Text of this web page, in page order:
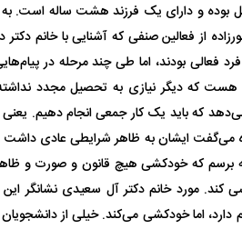
بوده و دارای یک فرزند هشت ساله است.
از فعالین صنفی که آشنایی با خانم دکتر
فعالی بودند، اما طی چند مرحله در
هست که دیگر نیازی به تحصیل مجدد
که باید یک کار جمعی انجام دهیم.
می‌گفت ایشان به ظاهر شرایطی عادی
برسم که خودکشی هیچ قانون و صورت و
کند. مورد خانم دکتر آل سعیدی نشانگر
اما خودکشی می‌کند. خیلی از
ابهام بزرگ درباره قرارداد یاسر آسانی؛
اولین چالش حقوقی استقلال